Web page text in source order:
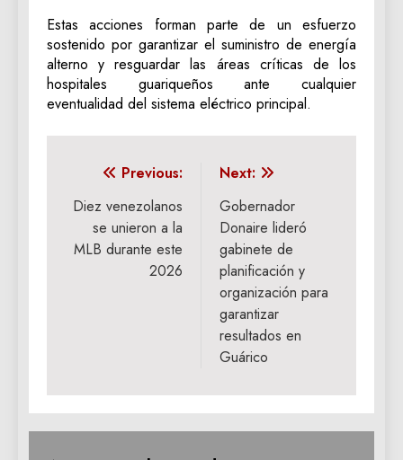
Estas acciones forman parte de un esfuerzo
sostenido por garantizar el suministro de energía
alterno y resguardar las áreas críticas de los
hospitales guariqueños ante cualquier
eventualidad del sistema eléctrico principal.
Navegación
de
entradas
Previous:
Diez venezolanos
se unieron a la
MLB durante este
2026
Next:
Gobernador
Donaire lideró
gabinete de
planificación y
organización para
garantizar
resultados en
Guárico